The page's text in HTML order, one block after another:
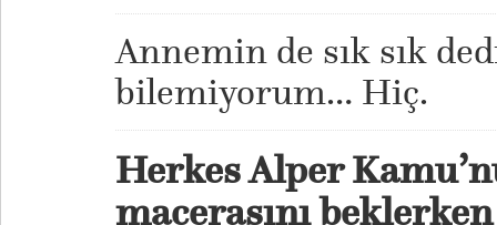
Annemin de sık sık
bilemiyorum… Hiç.
Herkes Alper
macerasını